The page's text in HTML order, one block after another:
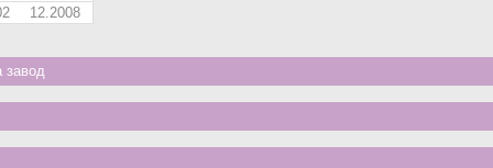
12.2008
завод